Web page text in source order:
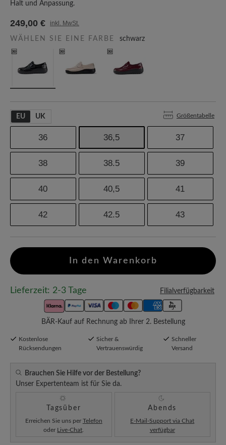
Halt und Anpassung.
249,00 € inkl. MwSt.
WÄHLEN SIE EINE FARBE schwarz
EU UK Größentabelle
36 36,5 37
38 38.5 39
40 40,5 41
42 42.5 43
In den Warenkorb
Lieferzeit: 2-3 Tage Filialverfügbarkeit
BÄR-Kauf auf Rechnung ab Ihrer 2. Bestellung
Kostenlose
Rücksendungen
Sicher &
Vertrauenswürdig
Schneller
Versand
Brauchen Sie Hilfe vor der Bestellung?
Unser Expertenteam ist für Sie da.
Tagsüber
Erreichen Sie uns per Telefon
oder Live-Chat
Abends
E-Mail-Support via Chat
verfügbar